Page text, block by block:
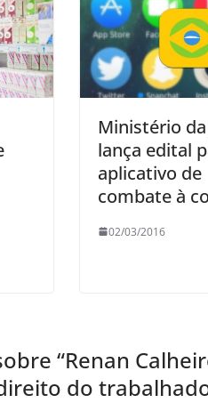
Ministério
lança edital
aplicativo de
combate à
02/03/2016
“Renan
do